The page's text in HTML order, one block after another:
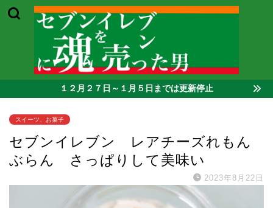
１２月２７日～１月５日までは更新停止
スイーツ、お菓子
セブンイレブン レアチーズれもん
ぶらん さっぱりして美味い
2023年8月22日